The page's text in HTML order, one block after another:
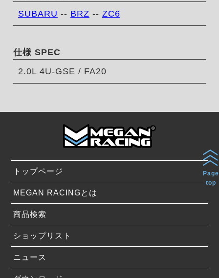
SUBARU -- BRZ -- ZC6
仕様 SPEC
2.0L 4U-GSE / FA20
トップページ
MEGAN RACINGとは
商品検索
ショップリスト
ニュース
Page
top